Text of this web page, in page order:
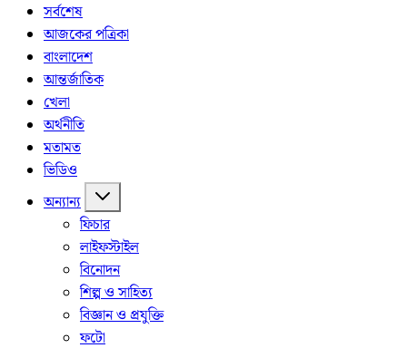
সর্বশেষ
আজকের পত্রিকা
বাংলাদেশ
আন্তর্জাতিক
খেলা
অর্থনীতি
মতামত
ভিডিও
অন্যান্য
ফিচার
লাইফস্টাইল
বিনোদন
শিল্প ও সাহিত্য
বিজ্ঞান ও প্রযুক্তি
ফটো